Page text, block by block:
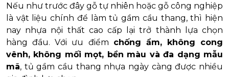
Nếu như trước đây gỗ tự nhiên hoặc gỗ công nghiệp
là vật liệu chính để làm tủ gầm cầu thang, thì hiện
nay nhựa nội thất cao cấp lại trở thành lựa chọn
hàng đầu. Với ưu điểm chống ẩm, không cong
vênh, không mối mọt, bền màu và đa dạng mẫu
mã, tủ gầm cầu thang nhựa ngày càng được nhiều